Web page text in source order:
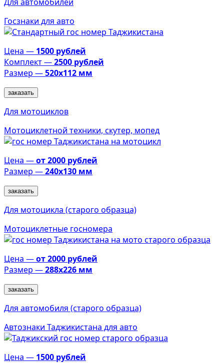
Госзнаки для авто
Цена — 1500 рублей
Комплект —2500 рублей
Размер —520х112 мм
заказать
Для мотоциклов
Мотоциклетной техники, скутер, мопед
Цена —от 2000 рублей
Размер —240х130 мм
заказать
Для мотоцикла (старого образца)
Мотоциклетные госномера
Цена —от 2000 рублей
Размер —288х226 мм
заказать
Для автомобиля (старого образца)
Автознаки Таджикистана для авто
Цена — 1500 рублей